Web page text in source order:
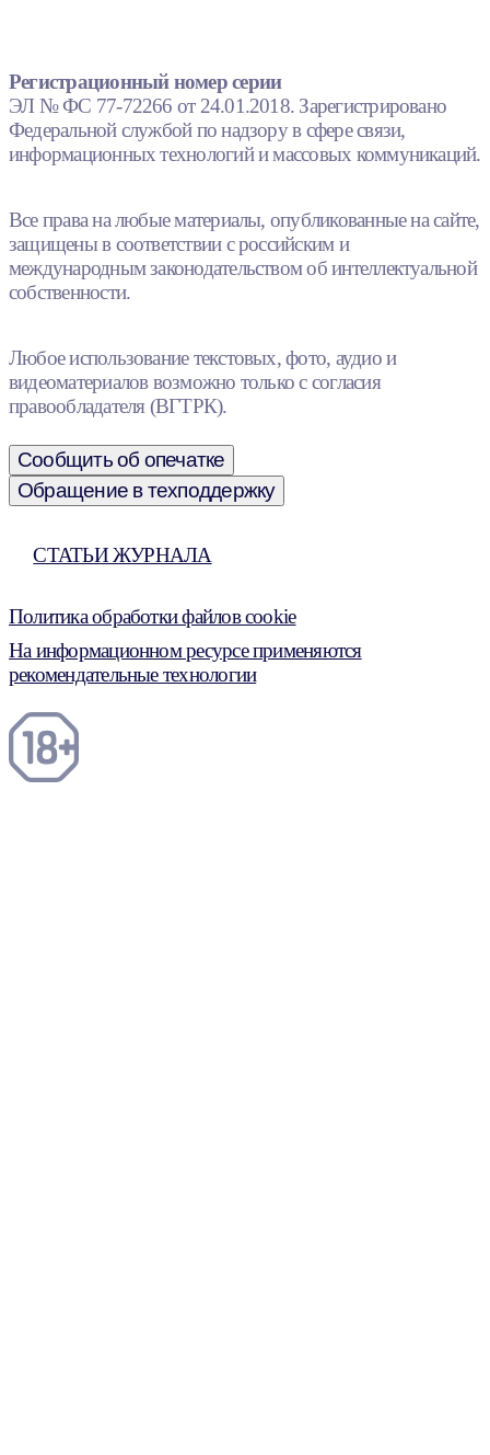
Регистрационный номер серии
ЭЛ № ФС 77-72266 от 24.01.2018. Зарегистрировано
Федеральной службой по надзору в сфере связи,
информационных технологий и массовых коммуникаций.
Все права на любые материалы, опубликованные на сайте,
защищены в соответствии с российским и
международным законодательством об интеллектуальной
собственности.
Любое использование текстовых, фото, аудио и
видеоматериалов возможно только с согласия
правообладателя (ВГТРК).
Сообщить об опечатке
Обращение в техподдержку
СТАТЬИ ЖУРНАЛА
Политика обработки файлов cookie
На информационном ресурсе применяются
рекомендательные технологии